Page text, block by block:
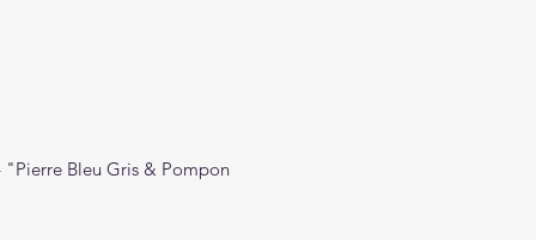
"Pierre Bleu Gris & Pompon